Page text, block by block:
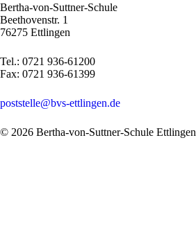
Bertha-von-Suttner-Schule
Beethovenstr. 1
76275 Ettlingen
Tel.: 0721 936-61200
Fax: 0721 936-61399
poststelle@bvs-ettlingen.de
© 2026 Bertha-von-Suttner-Schule Ettlingen